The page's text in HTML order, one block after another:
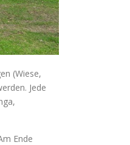
(Wiese,
Jede
Ende